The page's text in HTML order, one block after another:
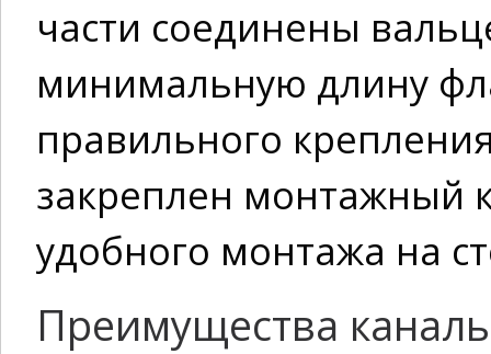
части соединены
минимальную длину
правильного
закреплен монтажный
удобного монтажа на
Преимущества